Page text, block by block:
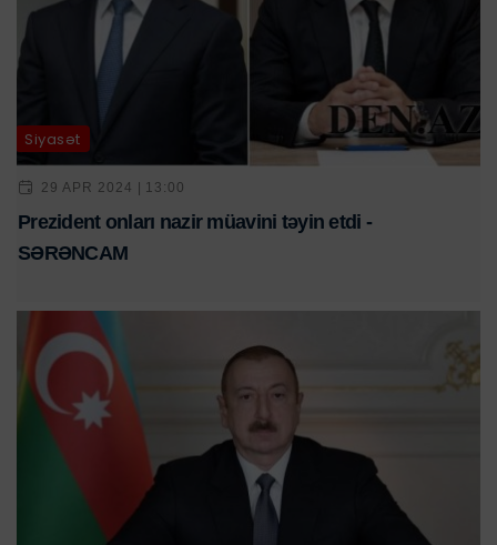
Siyasət
29 APR 2024 | 13:00
Prezident onları nazir müavini təyin etdi -
SƏRƏNCAM